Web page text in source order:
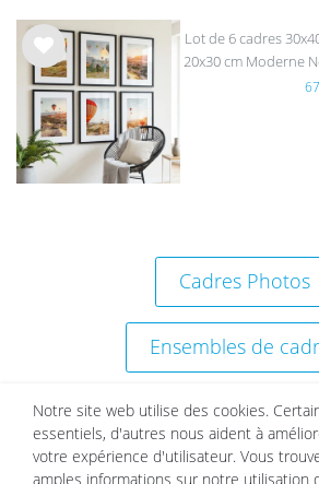
List
e de
sou
hait
s
Lot de 6 cadres
20x30 cm Moderne
Cadres Photos
Ensembles de
Décoration
Notre site web utilise des cookies.
essentiels, d'autres nous aident à
votre expérience d'utilisateur. Vous
amples informations sur notre utilisation